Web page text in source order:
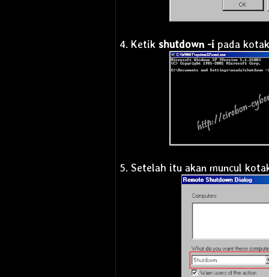
4. Ketik shutdown -ipada
5. Setelah itu akan muncul